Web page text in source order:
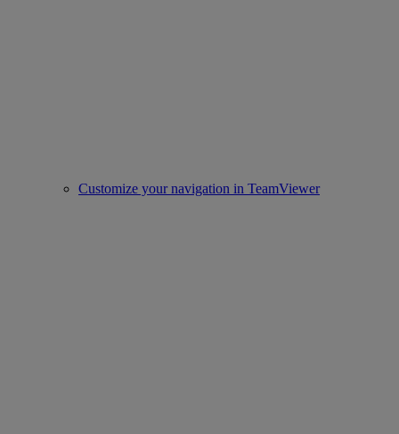
Customize your navigation in TeamViewer